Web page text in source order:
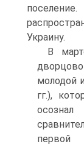
Украину.
В
молодой
гг.),
первой